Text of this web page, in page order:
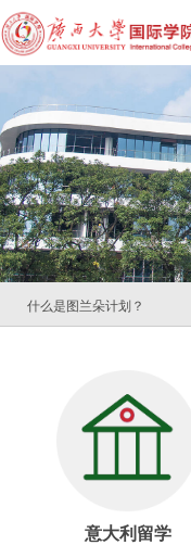
什么是图兰朵计划？
意大利留学